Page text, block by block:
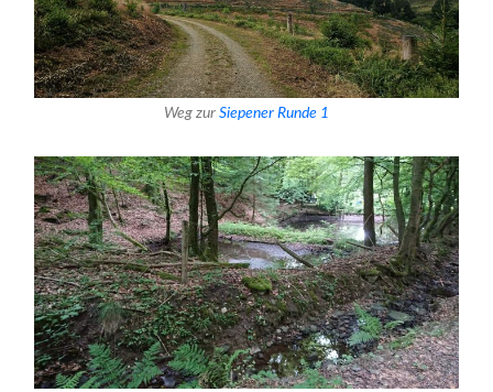
Weg zur Siepener Runde 1